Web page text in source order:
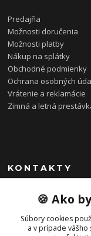
Predajňa
Možnosti doručenia
Možnosti platby
Nákup na splátky
Obchodné podmienky
Ochrana osobných
Vrátenie a reklamácie
Zimná a letná
KONTAKTY
0948 085 857
(Ut-Pia 11-19 hod., So
🍪 Ako
Súbory cookies
a v prípade